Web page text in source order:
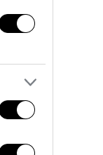
του
σε ΜΕΘ